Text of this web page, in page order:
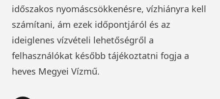
időszakos nyomáscsökkenésre, vízhiányra kell
számítani, ám ezek időpontjáról és az
ideiglenes vízvételi lehetőségről a
felhasználókat később tájékoztatni fogja a
heves Megyei Vízmű.